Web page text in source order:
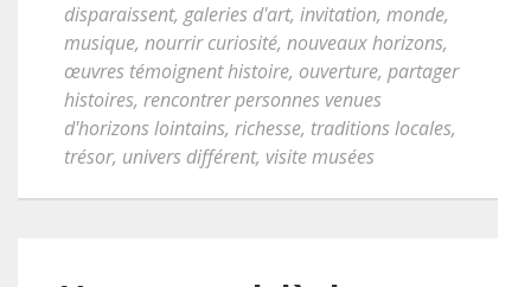
disparaissent, galeries d'art, invitation, monde,
musique, nourrir curiosité, nouveaux horizons,
œuvres témoignent histoire, ouverture, partager
histoires, rencontrer personnes venues
d'horizons lointains, richesse, traditions locales,
trésor, univers différent, visite musées